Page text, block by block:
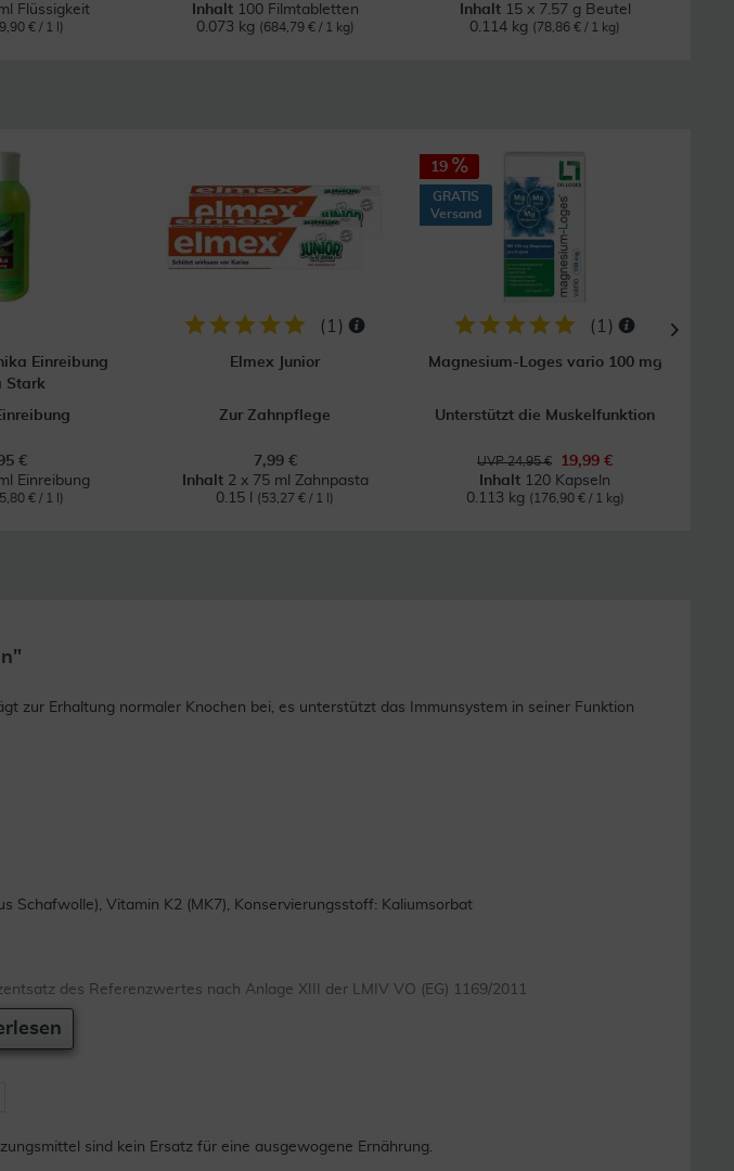
Flüssigkeit
€ / 1 l)
Inhalt 100 Filmtabletten
0.073 kg (684,79 € / 1 kg)
Inhalt 15 x 7.57 g Beutel
0.114 kg (78,86 € / 1 kg)
Einreibung
Stark
€
Einreibung
€ / 1 l)
( 1 )
Elmex Junior
Zur Zahnpflege
7,99 €
Inhalt 2 x 75 ml Zahnpasta
0.15 l
(53,27 € / 1 l)
19
GRATIS
Versand
( 1 )
Magnesium-Loges vario 100 mg
Unterstützt die Muskelfunktion
UVP 24,95 €
19,99 €
Inhalt 120 Kapseln
0.113 kg (176,90 € / 1 kg)
zur Erhaltung normaler Knochen bei, es unterstützt das Immunsystem in seiner Funktion
Schafwolle), Vitamin K2 (MK7), Konservierungsstoff: Kaliumsorbat
des Referenzwertes nach Anlage XIII der LMIV VO (EG) 1169/2011
sind kein Ersatz für eine ausgewogene Ernährung.